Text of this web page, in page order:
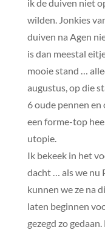
ik de duiven niet
wilden. Jonkies
duiven na Agen
is dan meestal
mooie stand …
augustus, op die
6 oude pennen
een forme-top
utopie.
Ik bekeek in het
dacht … als we nu
kunnen we ze na
laten beginnen
gezegd zo